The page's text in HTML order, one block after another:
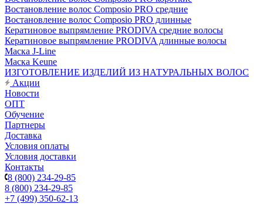
Востановление волос Composio PRO средние
Востановление волос Composio PRO длинные
Кератиновое выпрямление PRODIVA средние волосы
Кератиновое выпрямление PRODIVA длинные волосы
Маска J-Line
Маска Keune
ИЗГОТОВЛЕНИЕ ИЗДЕЛИЙ ИЗ НАТУРАЛЬНЫХ ВОЛОС
Акции
Новости
ОПТ
Обучение
Партнеры
Доставка
Условия оплаты
Условия доставки
Контакты
8 (800) 234-29-85
8 (800) 234-29-85
+7 (499) 350-62-13